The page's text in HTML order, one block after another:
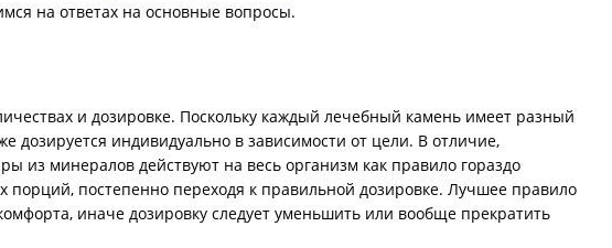
на ответах на основные вопросы.
и дозировке. Поскольку каждый лечебный камень имеет разный
дозируется индивидуально в зависимости от цели. В отличие,
из минералов действуют на весь организм как правило гораздо
постепенно переходя к правильной дозировке. Лучшее правило
иначе дозировку следует уменьшить или вообще прекратить